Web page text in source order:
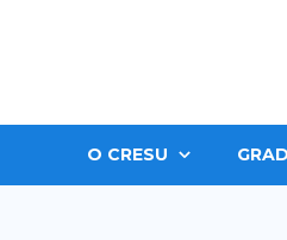
O CRESU